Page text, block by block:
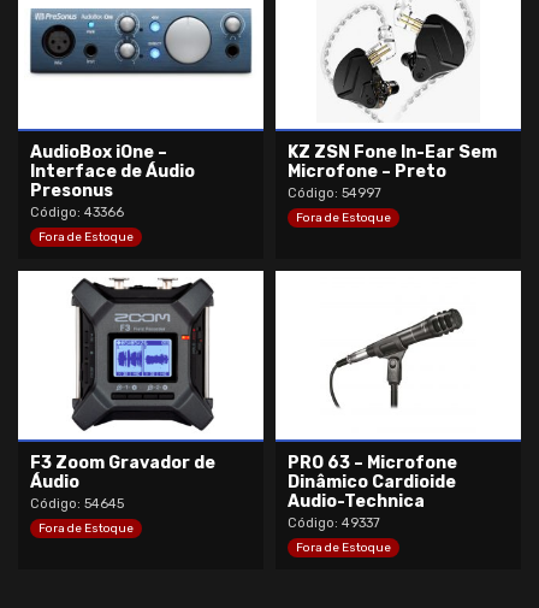
AudioBox iOne –
Interface de Áudio
Presonus
Código: 43366
Fora de Estoque
KZ ZSN Fone In-Ear Sem
Microfone – Preto
Código: 54997
Fora de Estoque
F3 Zoom Gravador de
Áudio
Código: 54645
Fora de Estoque
PRO 63 – Microfone
Dinâmico Cardioide
Audio-Technica
Código: 49337
Fora de Estoque